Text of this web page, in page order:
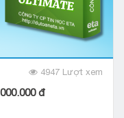
4947 Lượt xem
đ